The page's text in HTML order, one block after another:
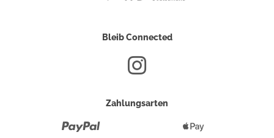
Bleib Connected
Zahlungsarten